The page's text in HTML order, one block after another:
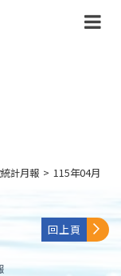
計月報 > 115年04月
回上頁